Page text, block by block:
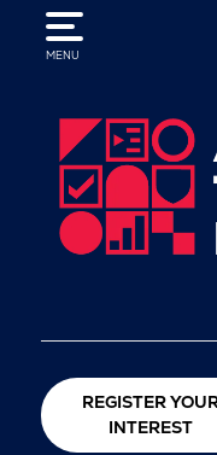
MENU
REGISTER
INTEREST